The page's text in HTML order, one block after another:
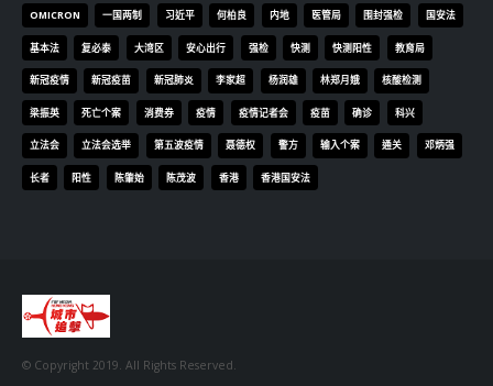
OMICRON 一国两制 习近平 何柏良 内地 医管局 围封强检 国安法
基本法 复必泰 大湾区 安心出行 强检 快测 快测阳性 教育局
新冠疫情 新冠疫苗 新冠肺炎 李家超 杨润雄 林郑月娥 核酸检测
梁振英 死亡个案 消费券 疫情 疫情记者会 疫苗 确诊 科兴
立法会 立法会选举 第五波疫情 聂德权 警方 输入个案 通关 邓炳强
长者 阳性 陈肇始 陈茂波 香港 香港国安法
© Copyright 2019. All Rights Reserved.